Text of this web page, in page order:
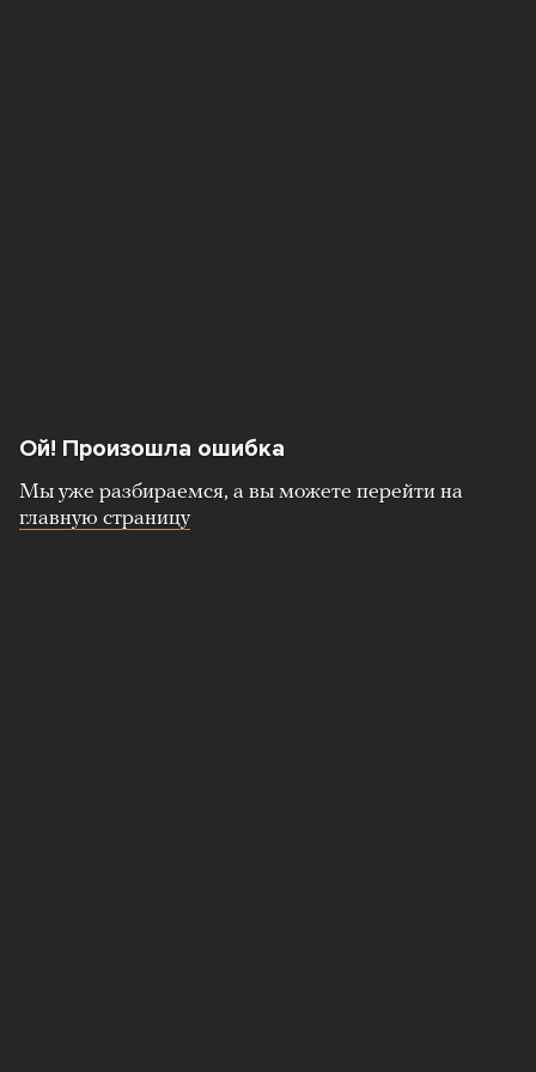
Ой! Произошла ошибка
Мы уже разбираемся, а вы можете перейти на
главную страницу